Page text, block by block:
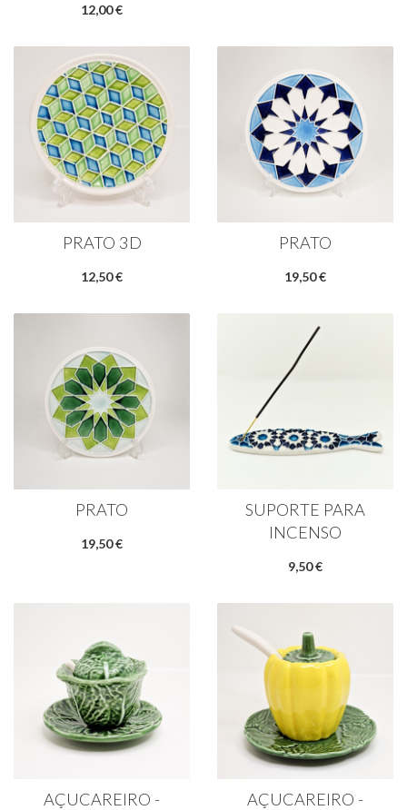
12,00 €
PRATO 3D
12,50 €
PRATO
19,50 €
PRATO
19,50 €
SUPORTE PARA
INCENSO
9,50 €
AÇUCAREIRO -
AÇUCAREIRO -